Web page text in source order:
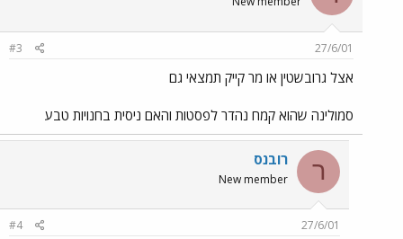
27/6/01
#3
אצל גרובשטין או מר קייק תמצאי גם
סמולינה שהוא קמח נהדר לפסטות והאם ניסית בחנויות טבע
ר רובנס
New member
27/6/01
#4